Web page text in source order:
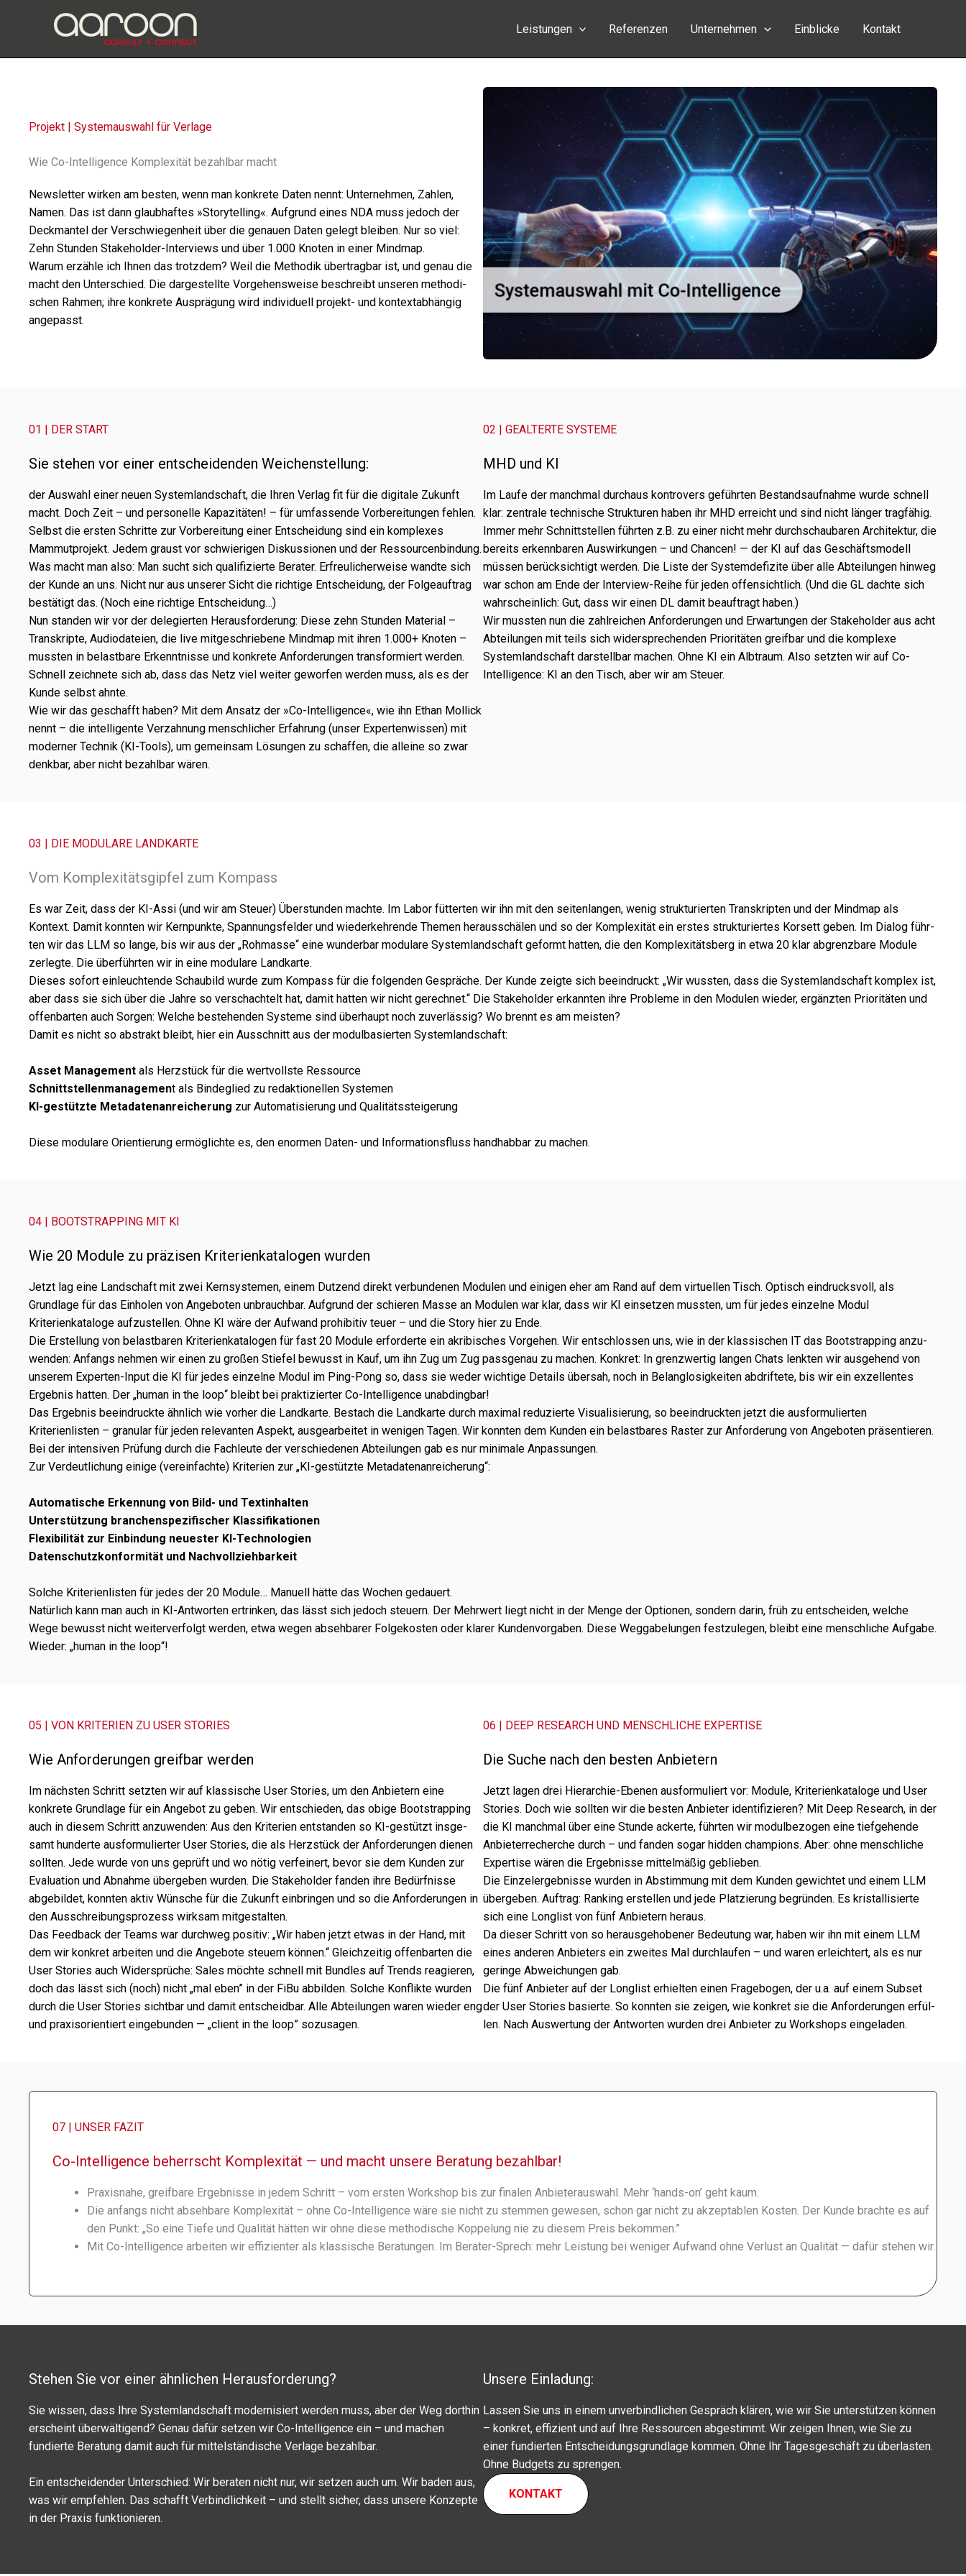
Leistungen Referenzen Unternehmen Einblicke Kontakt
Projekt | Systemauswahl für Verlage
Wie Co-Intelligence Komplexität bezahlbar macht
Newsletter wirken am besten, wenn man konkrete Daten nennt: Unternehmen, Zahlen,
Namen. Das ist dann glaub­haf­tes »Storytelling«. Aufgrund eines NDA muss jedoch der
Deckmantel der Verschwiegenheit über die genauen Daten gelegt blei­ben. Nur so viel:
Zehn Stunden Stakeholder-Interviews und über 1.000 Knoten in einer Mindmap.
Warum erzähle ich Ihnen das trotz­dem? Weil die Methodik über­trag­bar ist, und genau die
macht den Unterschied. Die darge­stellte Vorgehensweise beschreibt unse­ren metho­di­
schen Rahmen; ihre konkrete Ausprägung wird indi­vi­du­ell projekt- und kontext­ab­hän­gig
ange­passt.
01 | DER START
Sie stehen vor einer entschei­den­den Weichenstellung:
der Auswahl einer neuen Systemlandschaft, die Ihren Verlag fit für die digi­tale Zukunft
macht. Doch Zeit – und perso­nelle Kapazitäten! – für umfas­sende Vorbereitungen fehlen.
Selbst die ersten Schritte zur Vorbereitung einer Entscheidung sind ein komple­xes
Mammutprojekt. Jedem graust vor schwie­ri­gen Diskussionen und der Ressourcenbindung.
Was macht man also: Man sucht sich quali­fi­zierte Berater. Erfreulicherweise wandte sich
der Kunde an uns. Nicht nur aus unse­rer Sicht die rich­tige Entscheidung, der Folgeauftrag
bestä­tigt das. (Noch eine rich­tige Entscheidung…)
Nun stan­den wir vor der dele­gier­ten Herausforderung: Diese zehn Stunden Material –
Transkripte, Audiodateien, die live mitge­schrie­bene Mindmap mit ihren 1.000+ Knoten –
muss­ten in belast­bare Erkenntnisse und konkrete Anforderungen trans­for­miert werden.
Schnell zeich­nete sich ab, dass das Netz viel weiter gewor­fen werden muss, als es der
Kunde selbst ahnte.
Wie wir das geschafft haben? Mit dem Ansatz der »Co-Intelligence«, wie ihn Ethan Mollick
nennt – die intel­li­gente Verzahnung mensch­li­cher Erfahrung (unser Expertenwissen) mit
moder­ner Technik (KI-Tools), um gemein­sam Lösungen zu schaf­fen, die alleine so zwar
denk­bar, aber nicht bezahl­bar wären.
02 | GEALTERTE SYSTEME
MHD und KI
Im Laufe der manch­mal durch­aus kontro­vers geführ­ten Bestandsaufnahme wurde schnell
klar: zentrale tech­ni­sche Strukturen haben ihr MHD erreicht und sind nicht länger trag­fä­hig.
Immer mehr Schnittstellen führ­ten z.B. zu einer nicht mehr durch­schau­ba­ren Architektur, die
bereits erkenn­ba­ren Auswirkungen – und Chancen! — der KI auf das Geschäftsmodell
müssen berück­sich­tigt werden. Die Liste der Systemdefizite über alle Abteilungen hinweg
war schon am Ende der Interview-Reihe für jeden offen­sicht­lich. (Und die GL dachte sich
wahr­schein­lich: Gut, dass wir einen DL damit beauf­tragt haben.)
Wir muss­ten nun die zahl­rei­chen Anforderungen und Erwartungen der Stakeholder aus acht
Abteilungen mit teils sich wider­spre­chen­den Prioritäten greif­bar und die komplexe
Systemlandschaft darstell­bar machen. Ohne KI ein Albtraum. Also setz­ten wir auf Co-
Intelligence: KI an den Tisch, aber wir am Steuer.
03 | DIE MODU­LARE LANDKARTE
Vom Komplexitätsgipfel zum Kompass
Es war Zeit, dass der KI-Assi (und wir am Steuer) Überstunden machte. Im Labor fütter­ten wir ihn mit den seiten­lan­gen, wenig struk­tu­rier­ten Transkripten und der Mindmap als
Kontext. Damit konn­ten wir Kernpunkte, Spannungsfelder und wieder­keh­rende Themen heraus­schä­len und so der Komplexität ein erstes struk­tu­rier­tes Korsett geben. Im Dialog führ­
ten wir das LLM so lange, bis wir aus der „Rohmasse“ eine wunder­bar modu­lare Systemlandschaft geformt hatten, die den Komplexitätsberg in etwa 20 klar abgrenz­bare Module
zerlegte. Die über­führ­ten wir in eine modu­lare Landkarte.
Dieses sofort einleuch­tende Schaubild wurde zum Kompass für die folgen­den Gespräche. Der Kunde zeigte sich beein­druckt: „Wir wuss­ten, dass die Systemlandschaft komplex ist,
aber dass sie sich über die Jahre so verschach­telt hat, damit hatten wir nicht gerech­net.“ Die Stakeholder erkann­ten ihre Probleme in den Modulen wieder, ergänz­ten Prioritäten und
offen­bar­ten auch Sorgen: Welche bestehen­den Systeme sind über­haupt noch zuver­läs­sig? Wo brennt es am meis­ten?
Damit es nicht so abstrakt bleibt, hier ein Ausschnitt aus der modul­ba­sier­ten Systemlandschaft:
Asset Management als Herzstück für die wert­vollste Ressource
Schnittstellenmanagement als Bindeglied zu redak­tio­nel­len Systemen
KI-gestützte Metadatenanreicherung zur Automatisierung und Qualitätssteigerung
Diese modu­lare Orientierung ermög­lichte es, den enor­men Daten- und Informationsfluss hand­hab­bar zu machen.
04 | BOOTSTRAPPING MIT KI
Wie 20 Module zu präzi­sen Kriterienkatalogen wurden
Jetzt lag eine Landschaft mit zwei Kernsystemen, einem Dutzend direkt verbun­de­nen Modulen und eini­gen eher am Rand auf dem virtu­el­len Tisch. Optisch eindrucks­voll, als
Grundlage für das Einholen von Angeboten unbrauch­bar. Aufgrund der schie­ren Masse an Modulen war klar, dass wir KI einset­zen muss­ten, um für jedes einzelne Modul
Kriterienkataloge aufzu­stel­len. Ohne KI wäre der Aufwand prohi­bi­tiv teuer – und die Story hier zu Ende.
Die Erstellung von belast­ba­ren Kriterienkatalogen für fast 20 Module erfor­derte ein akri­bi­sches Vorgehen. Wir entschlos­sen uns, wie in der klas­si­schen IT das Bootstrapping anzu­
wen­den: Anfangs nehmen wir einen zu großen Stiefel bewusst in Kauf, um ihn Zug um Zug pass­ge­nau zu machen. Konkret: In grenz­wer­tig langen Chats lenk­ten wir ausge­hend von
unse­rem Experten-Input die KI für jedes einzelne Modul im Ping-Pong so, dass sie weder wich­tige Details über­sah, noch in Belanglosigkeiten abdrif­tete, bis wir ein exzel­len­tes
Ergebnis hatten. Der „human in the loop“ bleibt bei prak­ti­zier­ter Co-Intelligence unab­ding­bar!
Das Ergebnis beein­druckte ähnlich wie vorher die Landkarte. Bestach die Landkarte durch maxi­mal redu­zierte Visualisierung, so beein­druck­ten jetzt die ausfor­mu­lier­ten
Kriterienlisten – granu­lar für jeden rele­van­ten Aspekt, ausge­ar­bei­tet in weni­gen Tagen. Wir konn­ten dem Kunden ein belast­ba­res Raster zur Anforderung von Angeboten präsen­tie­ren.
Bei der inten­si­ven Prüfung durch die Fachleute der verschie­de­nen Abteilungen gab es nur mini­male Anpassungen.
Zur Verdeutlichung einige (verein­fachte) Kriterien zur „KI-gestützte Metadatenanreicherung“:
Automatische Erkennung von Bild- und Textinhalten
Unterstützung bran­chen­spe­zi­fi­scher Klassifikationen
Flexibilität zur Einbindung neues­ter KI-Technologien
Datenschutzkonformität und Nachvollziehbarkeit
Solche Kriterienlisten für jedes der 20 Module… Manuell hätte das Wochen gedau­ert.
Natürlich kann man auch in KI-Antworten ertrin­ken, das lässt sich jedoch steu­ern. Der Mehrwert liegt nicht in der Menge der Optionen, sondern darin, früh zu entschei­den, welche
Wege bewusst nicht weiter­ver­folgt werden, etwa wegen abseh­ba­rer Folgekosten oder klarer Kundenvorgaben. Diese Weggabelungen fest­zu­le­gen, bleibt eine mensch­li­che Aufgabe.
Wieder: „human in the loop“!
05 | VON KRITERIEN ZU USER STORIES
Wie Anforderungen greif­bar werden
Im nächs­ten Schritt setz­ten wir auf klas­si­sche User Stories, um den Anbietern eine
konkrete Grundlage für ein Angebot zu geben. Wir entschie­den, das obige Bootstrapping
auch in diesem Schritt anzu­wen­den: Aus den Kriterien entstan­den so KI-gestützt insge­
samt hunderte ausfor­mu­lier­ter User Stories, die als Herzstück der Anforderungen dienen
soll­ten. Jede wurde von uns geprüft und wo nötig verfei­nert, bevor sie dem Kunden zur
Evaluation und Abnahme über­ge­ben wurden. Die Stakeholder fanden ihre Bedürfnisse
abge­bil­det, konn­ten aktiv Wünsche für die Zukunft einbrin­gen und so die Anforderungen in
den Ausschreibungsprozess wirk­sam mitge­stal­ten.
Das Feedback der Teams war durch­weg posi­tiv: „Wir haben jetzt etwas in der Hand, mit
dem wir konkret arbei­ten und die Angebote steu­ern können.“ Gleichzeitig offen­bar­ten die
User Stories auch Widersprüche: Sales möchte schnell mit Bundles auf Trends reagie­ren,
doch das lässt sich (noch) nicht „mal eben” in der FiBu abbil­den. Solche Konflikte wurden
durch die User Stories sicht­bar und damit entscheid­bar. Alle Abteilungen waren wieder eng
und praxis­ori­en­tiert einge­bun­den — „client in the loop” sozu­sa­gen.
06 | DEEP RESEARCH UND MENSCH­LI­CHE EXPERTISE
Die Suche nach den besten Anbietern
Jetzt lagen drei Hierarchie-Ebenen ausfor­mu­liert vor: Module, Kriterienkataloge und User
Stories. Doch wie soll­ten wir die besten Anbieter iden­ti­fi­zie­ren? Mit Deep Research, in der
die KI manch­mal über eine Stunde ackerte, führ­ten wir modul­be­zo­gen eine tief­ge­hende
Anbieterrecherche durch – und fanden sogar hidden cham­pi­ons. Aber: ohne mensch­li­che
Expertise wären die Ergebnisse mittel­mä­ßig geblie­ben.
Die Einzelergebnisse wurden in Abstimmung mit dem Kunden gewich­tet und einem LLM
über­ge­ben. Auftrag: Ranking erstel­len und jede Platzierung begrün­den. Es kris­tal­li­sierte
sich eine Longlist von fünf Anbietern heraus.
Da dieser Schritt von so heraus­ge­ho­be­ner Bedeutung war, haben wir ihn mit einem LLM
eines ande­ren Anbieters ein zwei­tes Mal durch­lau­fen – und waren erleich­tert, als es nur
geringe Abweichungen gab.
Die fünf Anbieter auf der Longlist erhiel­ten einen Fragebogen, der u.a. auf einem Subset
der User Stories basierte. So konn­ten sie zeigen, wie konkret sie die Anforderungen erfül­
len. Nach Auswertung der Antworten wurden drei Anbieter zu Workshops einge­la­den.
07 | UNSER FAZIT
Co-Intelligence beherrscht Komplexität — und macht unsere Beratung bezahl­bar!
Praxisnahe, greif­bare Ergebnisse in jedem Schritt – vom ersten Workshop bis zur fina­len Anbieterauswahl. Mehr ‘hands-on’ geht kaum.
Die anfangs nicht abseh­bare Komplexität – ohne Co-Intelligence wäre sie nicht zu stem­men gewe­sen, schon gar nicht zu akzep­ta­blen Kosten. Der Kunde brachte es auf
den Punkt: „So eine Tiefe und Qualität hätten wir ohne diese metho­di­sche Koppelung nie zu diesem Preis bekom­men.”
Mit Co-Intelligence arbei­ten wir effi­zi­en­ter als klas­si­sche Beratungen. Im Berater-Sprech: mehr Leistung bei weni­ger Aufwand ohne Verlust an Qualität — dafür stehen wir.
Stehen Sie vor einer ähnli­chen Herausforderung?
Sie wissen, dass Ihre Systemlandschaft moder­ni­siert werden muss, aber der Weg dort­hin
erscheint über­wäl­ti­gend? Genau dafür setzen wir Co-Intelligence ein – und machen
fundierte Beratung damit auch für mittel­stän­di­sche Verlage bezahl­bar.
Ein entschei­den­der Unterschied: Wir bera­ten nicht nur, wir setzen auch um. Wir baden aus,
was wir empfeh­len. Das schafft Verbindlichkeit – und stellt sicher, dass unsere Konzepte
in der Praxis funk­tio­nie­ren.
Unsere Einladung:
Lassen Sie uns in einem unver­bind­li­chen Gespräch klären, wie wir Sie unter­stüt­zen können
– konkret, effi­zi­ent und auf Ihre Ressourcen abge­stimmt. Wir zeigen Ihnen, wie Sie zu
einer fundier­ten Entscheidungsgrundlage kommen. Ohne Ihr Tagesgeschäft zu über­las­ten.
Ohne Budgets zu spren­gen.
KONTAKT